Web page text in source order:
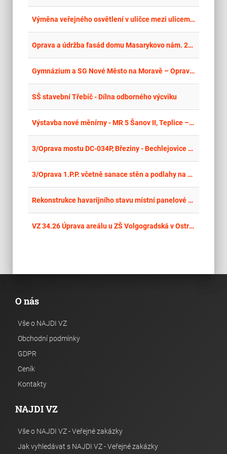
Výměna veřejného osvětlení v uličce mezi ulicemi Pražská a Žižkovo údolí, Bílina
Oprava a údržba fasád domu Masarykovo nám. 24, Jihlava
Gymnázium a SG Nové Město na Moravě – Oprava fasády
SŠ stavební Třebíč - Dílna odborného výcviku
Výstavba nové měnírny - MR 5 Šanov II, Teplice – 2. výzva
3/Oprava mostu DC-034P, Březiny - Bechlejovice u Děčína
3/Oprava 1.P.P. včetně sanace stěn a podlahy na RS Tolštejn, Rozhled 80, Jiřetín pod Jedlovou
Rekonstrukce havarijního stavu místní panelové komunikace Děčín, Dolní Žleb - SO 202 Opěrná zeď (obklad)
VZ 34.26 Úprava areálu u ZŠ Volgogradská v Ostravě-Zábřehu
O nás
Vše o NAJDI VZ
Obchodní podmínky
GDPR
Ceník
Kontakty
NAJDI VZ
Vše o NAJDI VZ - Veřejné zakázky
Jak vyhledávat s NAJDI VZ - Veřejné zakázky